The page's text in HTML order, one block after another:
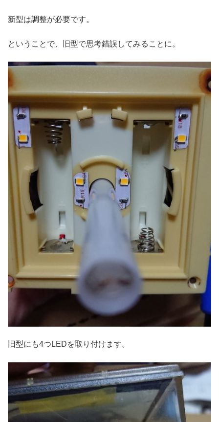
新型は調整が必要です。
ということで、旧型で思考錯誤してみることに。
旧型にも4つLEDを取り付けます。